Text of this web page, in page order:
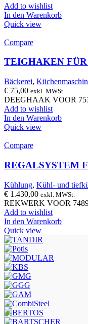
Add to wishlist
In den Warenkorb
Quick view
Compare
TEIGHAKEN FÜR
Bäckerei,
€ 75,00 exkl. MWSt.
DEEGHAAK VOOR
Add to wishlist
In den Warenkorb
Quick view
Compare
REGALSYSTEM
Kühlung, Kühl- und
€ 1.430,00 exkl. MWSt.
REKWERK VOOR
Add to wishlist
In den Warenkorb
Quick view